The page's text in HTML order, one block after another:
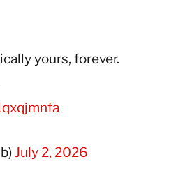
yours, forever.
July 2, 2026